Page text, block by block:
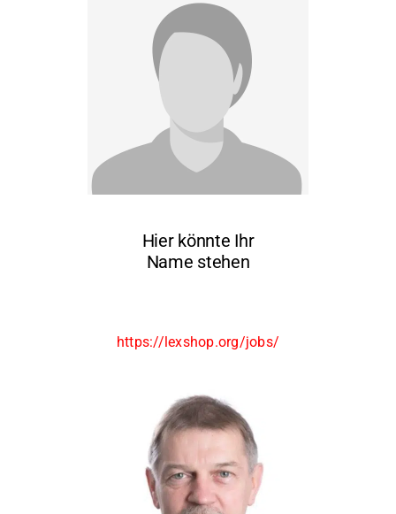
Hier könnte Ihr
Name stehen
https://lexshop.org/jobs/